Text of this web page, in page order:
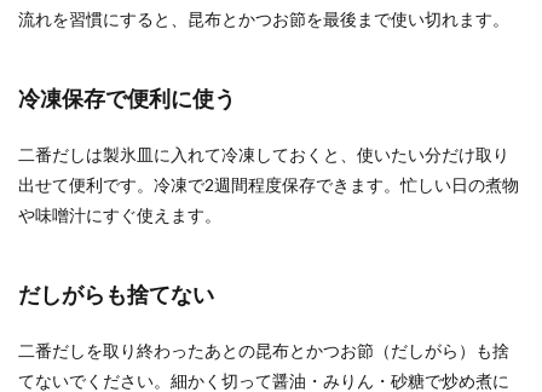
流れを習慣にすると、昆布とかつお節を最後まで使い切れます。
冷凍保存で便利に使う
二番だしは製氷皿に入れて冷凍しておくと、使いたい分だけ取り
出せて便利です。冷凍で2週間程度保存できます。忙しい日の煮物
や味噌汁にすぐ使えます。
だしがらも捨てない
二番だしを取り終わったあとの昆布とかつお節（だしがら）も捨
てないでください。細かく切って醤油・みりん・砂糖で炒め煮に